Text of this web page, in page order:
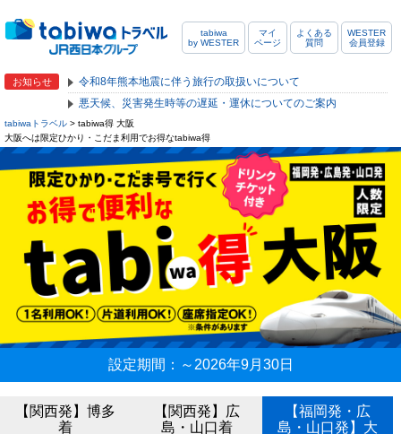
tabiwa
by WESTER
マイ
ページ
よくある
質問
WESTER
会員登録
お知らせ
令和8年熊本地震に伴う旅行の取扱いについて
悪天候、災害発生時等の遅延・運休についてのご案内
tabiwaトラベル > tabiwa得 大阪
大阪へは限定ひかり・こだま利用でお得なtabiwa得
設定期間：～2026年9月30日
【関西発】博多
着
【関西発】広
島・山口着
【福岡発・広
島・山口発】大